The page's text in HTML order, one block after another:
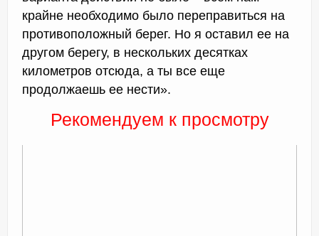
крайне необходимо было переправиться на
противоположный берег. Но я оставил ее на
другом берегу, в нескольких десятках
километров отсюда, а ты все еще
продолжаешь ее нести».
Рекомендуем к просмотру